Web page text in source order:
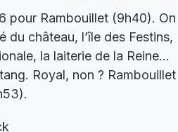
pour Rambouillet (9h40). On
château, l’île des Festins,
la laiterie de la Reine…
Royal, non ? Rambouillet